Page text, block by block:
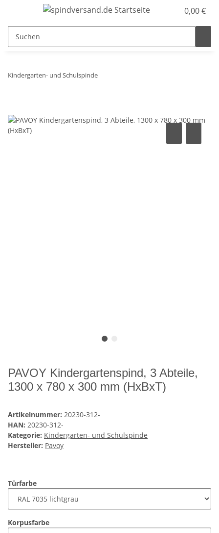
0,00 €
Kindergarten- und Schulspinde
PAVOY Kindergartenspind, 3 Abteile,
1300 x 780 x 300 mm (HxBxT)
Artikelnummer: 20230-312-
HAN: 20230-312-
Kategorie: Kindergarten- und Schulspinde
Hersteller: Pavoy
Türfarbe
Korpusfarbe